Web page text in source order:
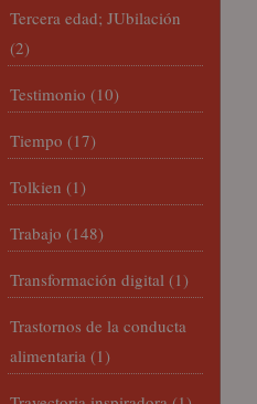
Tercera edad; JUbilación
(2)
Testimonio (10)
Tiempo (17)
Tolkien (1)
Trabajo (148)
Transformación digital (1)
Trastornos de la conducta
alimentaria (1)